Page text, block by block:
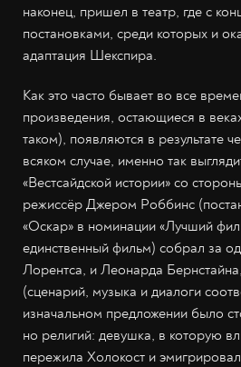
наконец, пришел в театр, где с
постановками, среди которых и
адаптация Шекспира.
Как это часто бывает во все
произведения, остающиеся в
таком), появляются в результате
всяком случае, именно так
«Вестсайдской истории» со
режиссёр Джером Роббинс
«Оскар» в номинации «Лучший
единственный фильм) собрал за
Лорентса, и Леонарда
(сценарий, музыка и диалоги
изначальном предложении было
но религий: девушка, в которую
пережила Холокост и